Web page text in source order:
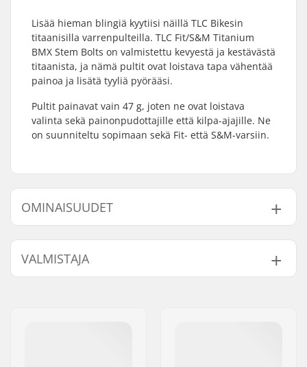
Lisää hieman blingiä kyytiisi näillä TLC Bikesin
titaanisilla varrenpulteilla. TLC Fit/S&M Titanium
BMX Stem Bolts on valmistettu kevyestä ja kestävästä
titaanista, ja nämä pultit ovat loistava tapa vähentää
painoa ja lisätä tyyliä pyörääsi.
Pultit painavat vain 47 g, joten ne ovat loistava
valinta sekä painonpudottajille että kilpa-ajajille. Ne
on suunniteltu sopimaan sekä Fit- että S&M-varsiin.
OMINAISUUDET
Paino: 47g
VALMISTAJA